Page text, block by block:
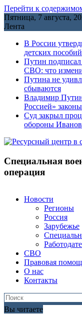
Перейти к
Пятница, 7 августа,
Лента
В России
детских пособий
Путин подписал
СВО: что
Путина не
сбываются
Владимир
Россией»
Cуд закрыл
обороны
Специальная
операция
Новости
Регионы
Россия
Зарубежье
СВО
Правовая
О нас
Контакты
Вы читаете